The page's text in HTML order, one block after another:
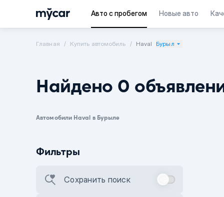
Авто с пробегом Новые авто
Главная Купить автомобиль Haval Бурыл
Найдено 0
Автомобили Haval в Бурыле
Фильтры
Сохранить поиск